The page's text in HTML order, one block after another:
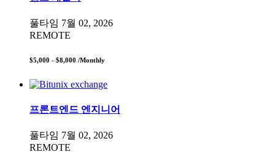
풀타임 7월 02, 2026
REMOTE
$5,000 - $8,000 /Monthly
프론트엔드 엔지니어
풀타임 7월 02, 2026
REMOTE